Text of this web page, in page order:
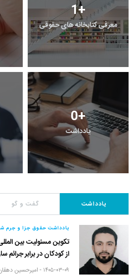
1+
معرفی کتابخانه های حقوقی
0+
یادداشت
یادداشت گفت و گو
یادداشت حقوق جزا و جرم
تکوین مسئولیت بین
از کودکان در برابر جرائم
۱۴۰۵-۰۳-۰۹ - امیرحسین